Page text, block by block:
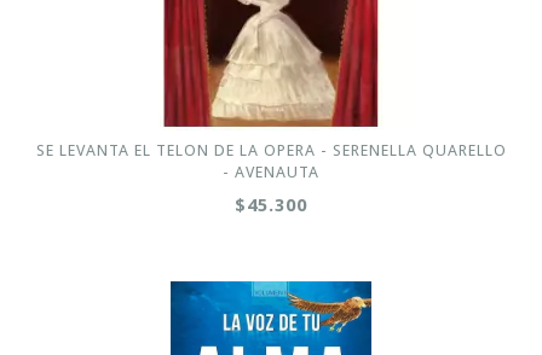
SE LEVANTA EL TELON DE LA OPERA - SERENELLA QUARELLO
- AVENAUTA
$45.300